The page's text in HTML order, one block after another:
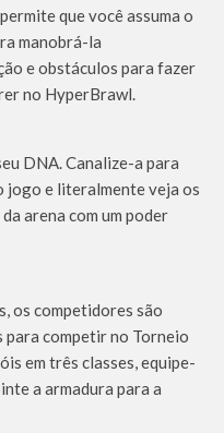
que você assuma o
manobrá-la
e obstáculos para fazer
no HyperBrawl.
DNA. Canalize-a para
jogo e literalmente veja os
arena com um poder
os competidores são
competir no Torneio
em três classes, equipe-
a armadura para a